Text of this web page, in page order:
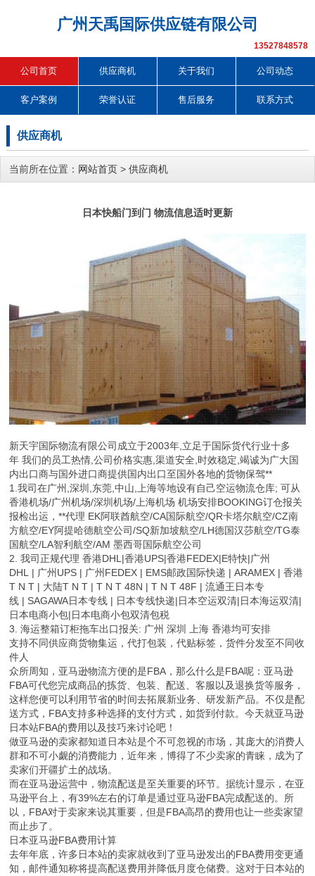
广州天禹国际供应链有限公司
13527848578
公司首页 供应商机 关于我们 公司动态
客户案例 荣誉认证 售后服务 联系方式
供应商机
当前所在位置： 网站首页 > 供应商机
日本快船门到门 物流信息适时更新
新天宇国际物流有限公司成立于2003年,立足于国际货代行业十多
年 我们的员工热情,公司价格实惠,渠道安全,时效稳定,竭诚为广大国
内出口商与国外进口商提供国内出口至国外各地的货物保驾**
1.我司在广州,深圳,东莞,中山,上海等地设有自己空运物流仓库; 可从
香港机场/广州机场/深圳机场/上海机场 机场安排BOOKING订仓报关
报检出运，**代理 EK阿联酋航空/CA国际航空/QR卡塔尔航空/CZ南
方航空/EY阿提哈德航空公司/SQ新加坡航空/LH德国汉莎航空/TG泰
国航空/LA智利航空/AM 墨西哥国际航空公司
2. 我司正规代理 香港DHL|香港UPS|香港FEDEX|E特快|广州
DHL | 广州UPS | 广州FEDEX | EMS邮政国际快递 | ARAMEX | 香港
T N T | 大陆T N T | T N T 48N | T N T 48F | 流通王日本专
线 | SAGAWA日本专线 | 日本专线快递|日本空运双清|日本海运双清|
日本电商小包|日本电商小包双清包税
3. 海运整箱订柜拖车出口报关: 广州 深圳 上海 香港均可安排
支持不同供应商货物集运，代打包装，代贴标签，货件分发至不同收
件人
众所周知，亚马逊物流方便的是FBA，那么什么是FBA呢：亚马逊
FBA可代您完成商品的拣货、包装、配送、客服以及退换货等服务，
这样您便可以利用节省的时间去拓展新业务、研发新产品。不仅是配
送方式，FBA支持多种选择的支付方式，如货到付款。今天就亚马逊
日本站FBA的费用以及技巧来讨论吧！
做亚马逊的卖家都知道日本站是个不可忽视的市场，其庞大的消费人
群和不可小觑的消费能力，近年来，博得了不少卖家的青睐，成为了
卖家们开疆扩土的战场。
而在亚马逊运营中，物流配送是至关重要的环节。据统计显示，在亚
马逊平台上，有39%左右的订单是通过亚马逊FBA完成配送的。所
以，FBA对于卖家来说其重要，但是FBA高昂的费用也让一些卖家望
而止步了。
日本亚马逊FBA费用计算
去年年底，许多日本站的卖家就收到了亚马逊发出的FBA费用变更通
知，邮件通知称将提高配送费用并降低月度仓储费。这对于日本站的